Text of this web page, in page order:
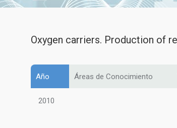
Oxygen carriers. Production of
Año Áreas de Conocimiento
2010